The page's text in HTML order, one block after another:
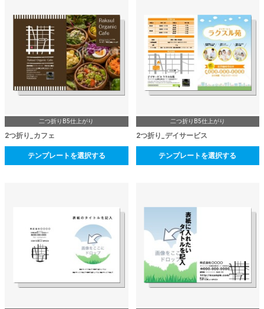
二つ折りB5仕上がり
2つ折り_カフェ
テンプレートを選択する
二つ折りB5仕上がり
2つ折り_デイサービス
テンプレートを選択する